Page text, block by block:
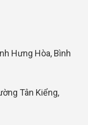
Hưng Hòa, Bình
Tân Kiểng,